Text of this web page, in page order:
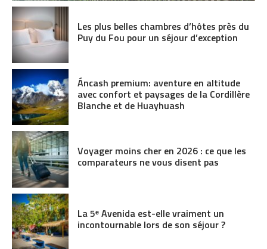
Les plus belles chambres d’hôtes près du
Puy du Fou pour un séjour d’exception
Áncash premium: aventure en altitude
avec confort et paysages de la Cordillère
Blanche et de Huayhuash
Voyager moins cher en 2026 : ce que les
comparateurs ne vous disent pas
La 5ᵉ Avenida est-elle vraiment un
incontournable lors de son séjour ?